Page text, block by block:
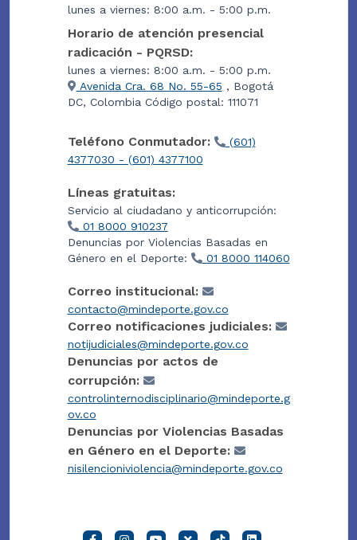
lunes a viernes: 8:00 a.m. - 5:00 p.m.
Horario de atención presencial
radicación - PQRSD:
lunes a viernes: 8:00 a.m. - 5:00 p.m.
Avenida Cra. 68 No. 55-65 , Bogotá
DC, Colombia Código postal: 111071
Teléfono Conmutador:
(601)
4377030 - (601) 4377100
Líneas gratuitas:
Servicio al ciudadano y anticorrupción:
01 8000 910237
Denuncias por Violencias Basadas en
Género en el Deporte:
01 8000 114060
Correo institucional:
contacto@mindeporte.gov.co
Correo notificaciones judiciales:
notijudiciales@mindeporte.gov.co
Denuncias por actos de
corrupción:
controlinternodisciplinario@mindeporte.g
ov.co
Denuncias por Violencias Basadas
en Género en el Deporte:
nisilencioniviolencia@mindeporte.gov.co